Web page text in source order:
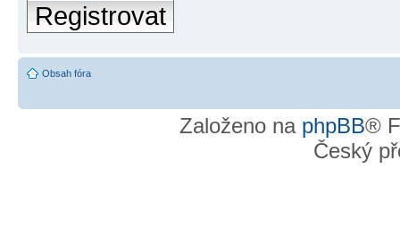
Registrovat
Obsah fóra
Založeno na phpBB®
Český